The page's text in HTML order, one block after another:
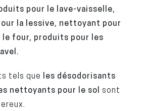
pour le lave-vaisselle,
la lessive, nettoyant pour
four, produits pour les
tels que
les désodorisants
nettoyants pour le sol sont